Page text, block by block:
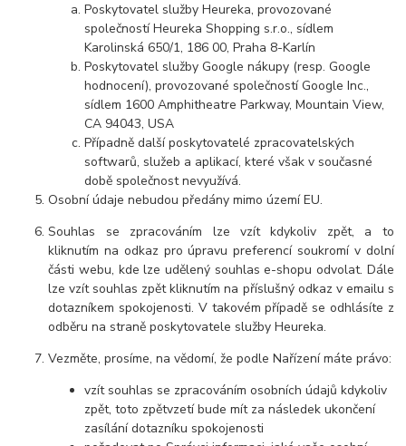
Poskytovatel služby Heureka, provozované
společností Heureka Shopping s.r.o., sídlem
Karolinská 650/1, 186 00, Praha 8-Karlín
Poskytovatel služby Google nákupy (resp. Google
hodnocení), provozované společností Google Inc.,
sídlem 1600 Amphitheatre Parkway, Mountain View,
CA 94043, USA
Případně další poskytovatelé zpracovatelských
softwarů, služeb a aplikací, které však v současné
době společnost nevyužívá.
Osobní údaje nebudou předány mimo území EU.
Souhlas se zpracováním lze vzít kdykoliv zpět, a to
kliknutím na odkaz pro úpravu preferencí soukromí v dolní
části webu, kde lze udělený souhlas e-shopu odvolat. Dále
lze vzít souhlas zpět kliknutím na příslušný odkaz v emailu s
dotazníkem spokojenosti. V takovém případě se odhlásíte z
odběru na straně poskytovatele služby Heureka.
Vezměte, prosíme, na vědomí, že podle Nařízení máte právo:
vzít souhlas se zpracováním osobních údajů kdykoliv
zpět, toto zpětvzetí bude mít za následek ukončení
zasílání dotazníku spokojenosti